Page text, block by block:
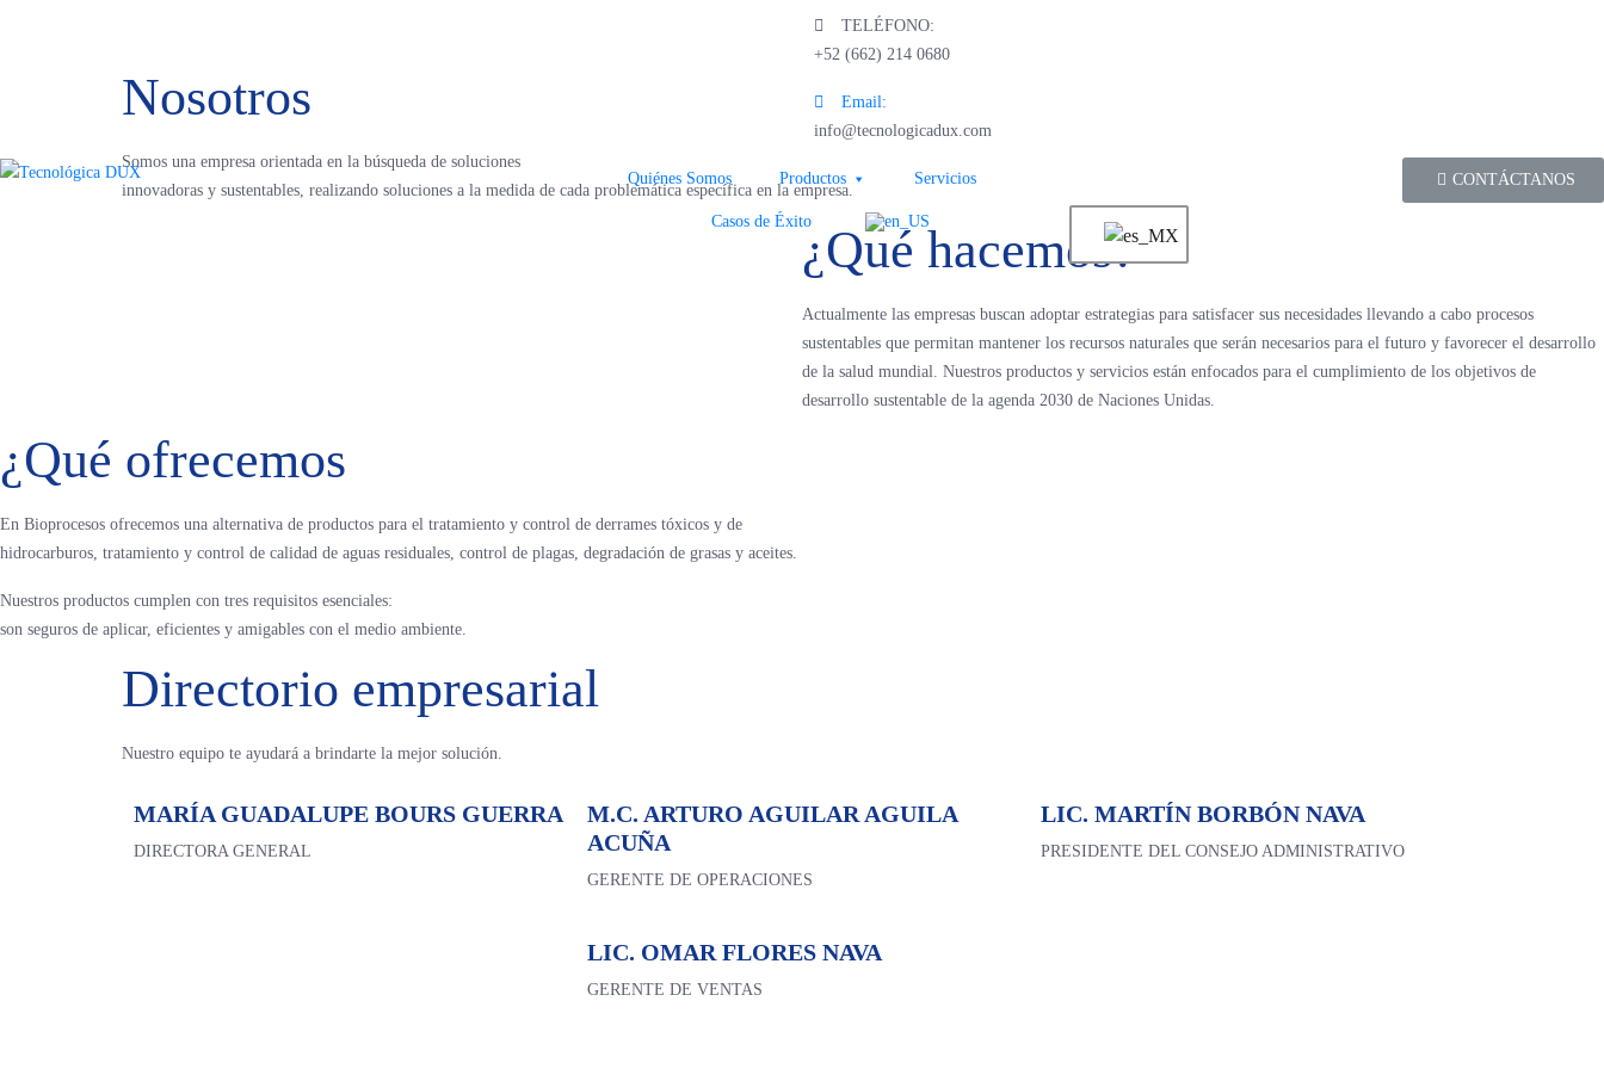
TELÉFONO:
+52 (662) 214 0680
Email:
info@tecnologicadux.com
Quiénes Somos Productos Servicios
Casos de Éxito
CONTÁCTANOS
Nosotros
Somos una empresa orientada en la búsqueda de soluciones
innovadoras y sustentables, realizando soluciones a la medida de cada problemática específica en la empresa.
¿Qué hacemos?
Actualmente las empresas buscan adoptar estrategias para satisfacer sus necesidades llevando a cabo procesos
sustentables que permitan mantener los recursos naturales que serán necesarios para el futuro y favorecer el desarrollo
de la salud mundial. Nuestros productos y servicios están enfocados para el cumplimiento de los objetivos de
desarrollo sustentable de la agenda 2030 de Naciones Unidas.
¿Qué ofrecemos
En Bioprocesos ofrecemos una alternativa de productos para el tratamiento y control de derrames tóxicos y de
hidrocarburos, tratamiento y control de calidad de aguas residuales, control de plagas, degradación de grasas y aceites.
Nuestros productos cumplen con tres requisitos esenciales:
son seguros de aplicar, eficientes y amigables con el medio ambiente.
Directorio empresarial
Nuestro equipo te ayudará a brindarte la mejor solución.
MARÍA GUADALUPE BOURS GUERRA
DIRECTORA GENERAL
M.C. ARTURO AGUILAR AGUILA
ACUÑA
GERENTE DE OPERACIONES
LIC. MARTÍN BORBÓN NAVA
PRESIDENTE DEL CONSEJO ADMINISTRATIVO
LIC. OMAR FLORES NAVA
GERENTE DE VENTAS